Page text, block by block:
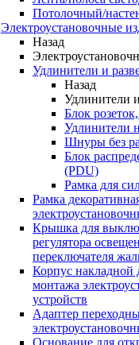
Потолочный/
Электроустановочные
Назад
Удлинители и
Назад
Удлинители
Блок
Удлинители
Шнуры без
Блок
(PDU)
Рамка для
Рамка
Крышка для
регулятора
переключателя
Корпус накладной
монтажа
устройств
Адаптер
Основание для